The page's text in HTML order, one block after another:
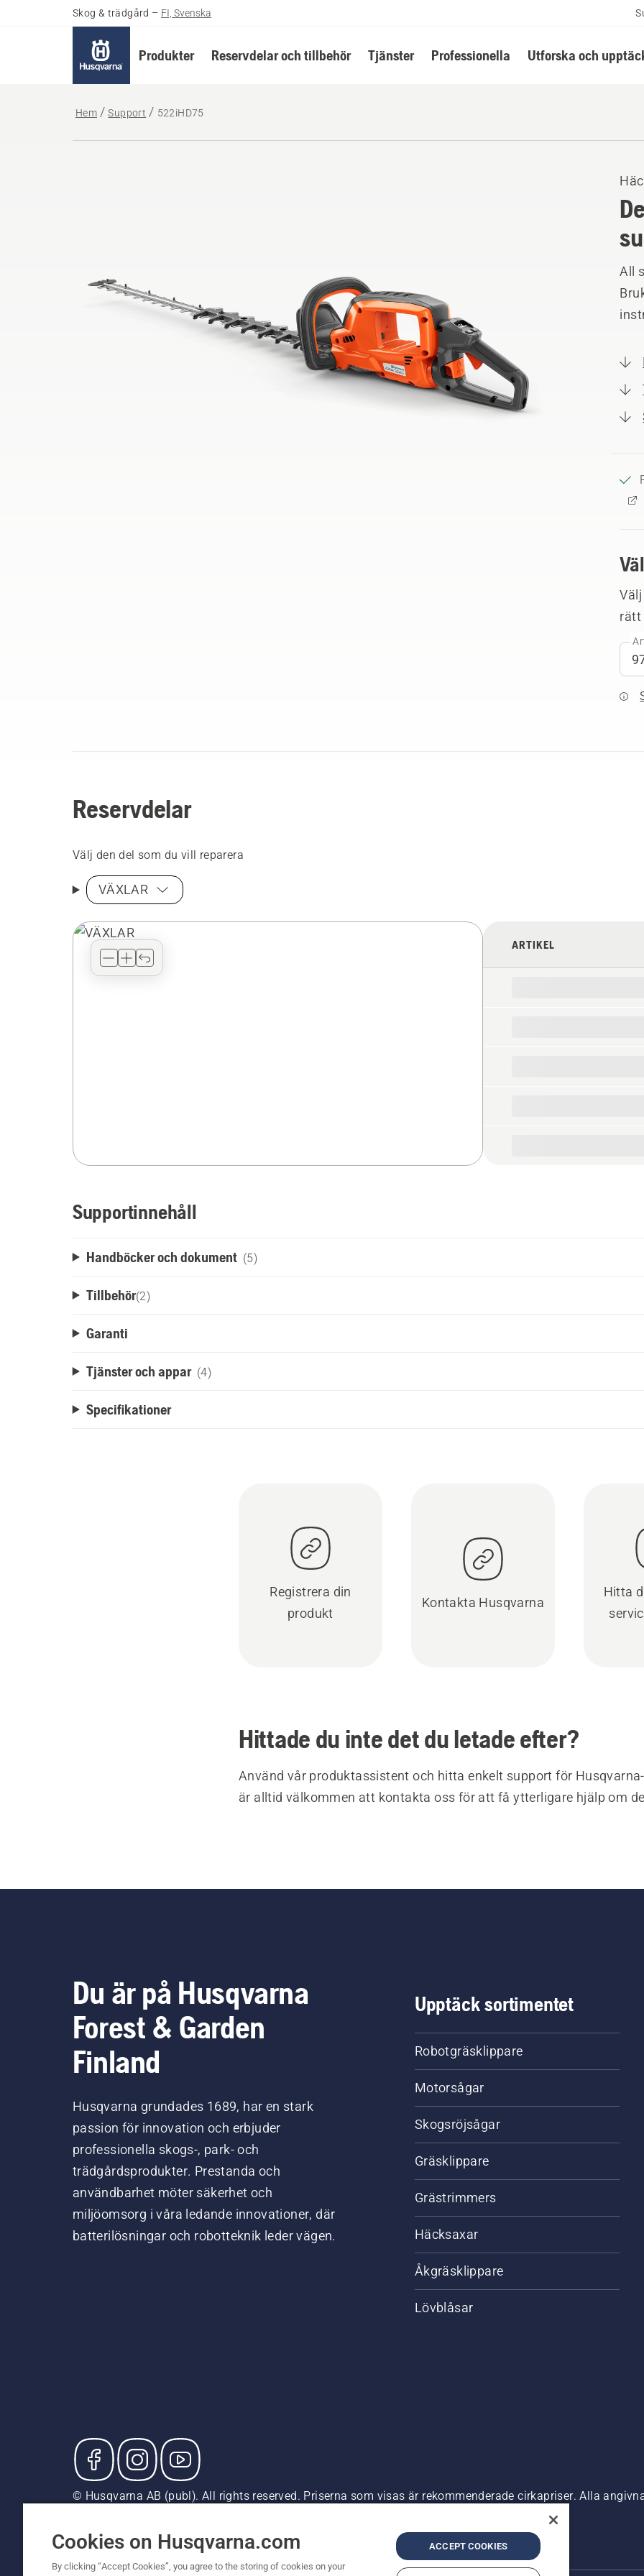
Skog & trädgård – FI, Svenska
Produkter Reservdelar och tillbehör Tjänster Professionella Utforska och
Hem Support 522iHD75
All
rätt
Reservdelar
Välj den del som du vill reparera
VÄXLAR
ARTIKEL
Supportinnehåll
Handböcker och dokument (5)
Tillbehör(2)
Garanti
Tjänster och appar (4)
Specifikationer
Registrera din
produkt
Kontakta Husqvarna
Hitta
Hittade du inte det du letade efter?
Använd vår produktassistent och hitta enkelt support för
är alltid välkommen att kontakta oss för att få ytterligare hjälp om
Du är på Husqvarna
Forest & Garden
Finland
Husqvarna grundades 1689, har en stark
passion för innovation och erbjuder
professionella skogs-, park- och
trädgårdsprodukter. Prestanda och
användbarhet möter säkerhet och
miljöomsorg i våra ledande innovationer, där
batterilösningar och robotteknik leder vägen.
Upptäck sortimentet
Robotgräsklippare
Motorsågar
Skogsröjsågar
Gräsklippare
Grästrimmers
Häcksaxar
Åkgräsklippare
Lövblåsar
© Husqvarna AB (publ). All rights reserved. Priserna som visas är rekommenderade cirkapriser. Alla
Cookiepolicy Företagsinformation
Cookies on Husqvarna.com
By clicking “Accept Cookies”, you agree to the storing of cookies on your
ACCEPT COOKIES